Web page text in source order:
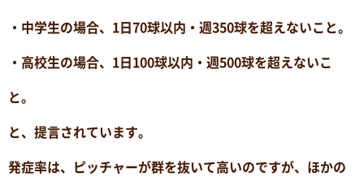
・中学生の場合、1日70球以内・週350球を超えないこと。
・高校生の場合、1日100球以内・週500球を超えないこ
と。
と、提言されています。
発症率は、ピッチャーが群を抜いて高いのですが、ほかの